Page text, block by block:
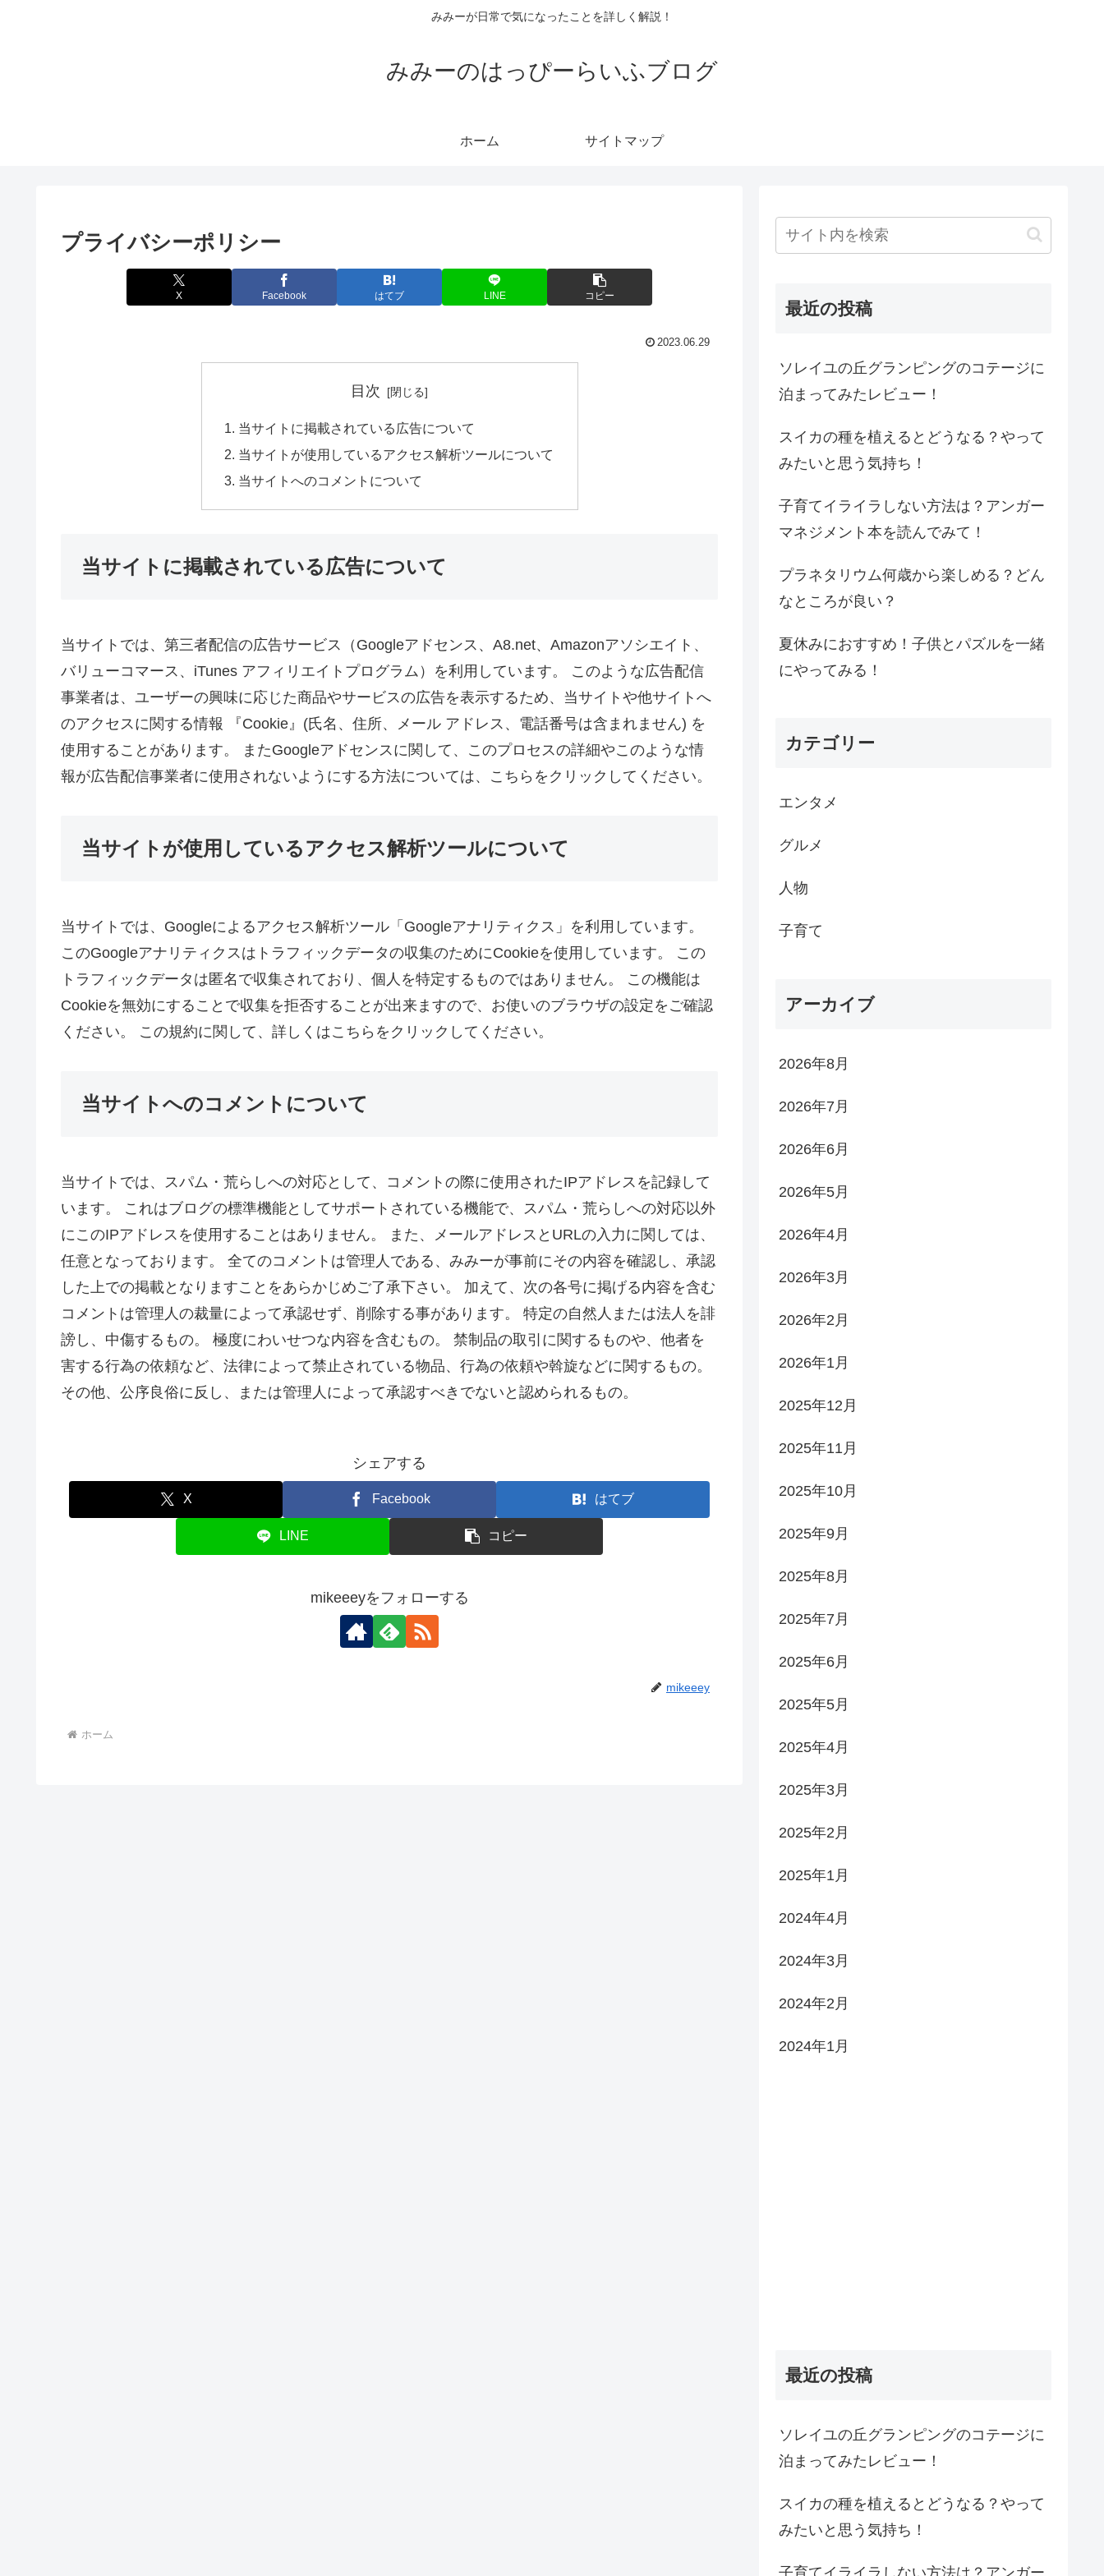
みみーが日常で気になったことを詳しく解説！
みみーのはっぴーらいふブログ
ホーム サイトマップ
プライバシーポリシー
X Facebook はてブ LINE コピー
2023.06.29
目次
当サイトに掲載されている広告について
当サイトが使用しているアクセス解析ツールについて
当サイトへのコメントについて
当サイトに掲載されている広告について
当サイトでは、第三者配信の広告サービス（Googleアドセンス、A8.net、Amazonアソシエイト、
バリューコマース、iTunes アフィリエイトプログラム）を利用しています。 このような広告配信
事業者は、ユーザーの興味に応じた商品やサービスの広告を表示するため、当サイトや他サイトへ
のアクセスに関する情報 『Cookie』(氏名、住所、メール アドレス、電話番号は含まれません) を
使用することがあります。 またGoogleアドセンスに関して、このプロセスの詳細やこのような情
報が広告配信事業者に使用されないようにする方法については、こちらをクリックしてください。
当サイトが使用しているアクセス解析ツールについて
当サイトでは、Googleによるアクセス解析ツール「Googleアナリティクス」を利用しています。
このGoogleアナリティクスはトラフィックデータの収集のためにCookieを使用しています。 この
トラフィックデータは匿名で収集されており、個人を特定するものではありません。 この機能は
Cookieを無効にすることで収集を拒否することが出来ますので、お使いのブラウザの設定をご確認
ください。 この規約に関して、詳しくはこちらをクリックしてください。
当サイトへのコメントについて
当サイトでは、スパム・荒らしへの対応として、コメントの際に使用されたIPアドレスを記録して
います。 これはブログの標準機能としてサポートされている機能で、スパム・荒らしへの対応以外
にこのIPアドレスを使用することはありません。 また、メールアドレスとURLの入力に関しては、
任意となっております。 全てのコメントは管理人である、みみーが事前にその内容を確認し、承認
した上での掲載となりますことをあらかじめご了承下さい。 加えて、次の各号に掲げる内容を含む
コメントは管理人の裁量によって承認せず、削除する事があります。 特定の自然人または法人を誹
謗し、中傷するもの。 極度にわいせつな内容を含むもの。 禁制品の取引に関するものや、他者を
害する行為の依頼など、法律によって禁止されている物品、行為の依頼や斡旋などに関するもの。
その他、公序良俗に反し、または管理人によって承認すべきでないと認められるもの。
シェアする
X Facebook はてブ
LINE コピー
mikeeeyをフォローする
mikeeey
ホーム
最近の投稿
ソレイユの丘グランピングのコテージに
泊まってみたレビュー！
スイカの種を植えるとどうなる？やって
みたいと思う気持ち！
子育てイライラしない方法は？アンガー
マネジメント本を読んでみて！
プラネタリウム何歳から楽しめる？どん
なところが良い？
夏休みにおすすめ！子供とパズルを一緒
にやってみる！
カテゴリー
エンタメ
グルメ
人物
子育て
アーカイブ
2026年8月
2026年7月
2026年6月
2026年5月
2026年4月
2026年3月
2026年2月
2026年1月
2025年12月
2025年11月
2025年10月
2025年9月
2025年8月
2025年7月
2025年6月
2025年5月
2025年4月
2025年3月
2025年2月
2025年1月
2024年4月
2024年3月
2024年2月
2024年1月
最近の投稿
ソレイユの丘グランピングのコテージに
泊まってみたレビュー！
スイカの種を植えるとどうなる？やって
みたいと思う気持ち！